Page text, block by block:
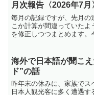
月次報告〈2026年7月
毎月の記録ですが、先月
こか計算が間違っていた
を修正しつつまとめます。
海外で日本語が聞こ
ド”の話
昨年末の休みに、家族でス
日本人観光客に多く遭遇